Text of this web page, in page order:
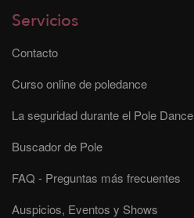
Servicios
Contacto
Curso online de poledance
La seguridad durante el Pole Dance
Buscador de Pole
FAQ - Preguntas más frecuentes
Auspicios, Eventos y Shows